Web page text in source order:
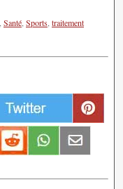
Santé Sports traitement